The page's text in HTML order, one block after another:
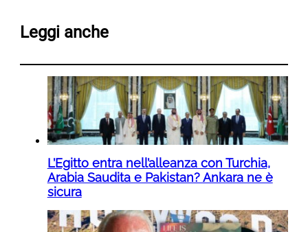
Leggi anche
L’Egitto entra nell’alleanza con Turchia,
Arabia Saudita e Pakistan? Ankara ne è
sicura